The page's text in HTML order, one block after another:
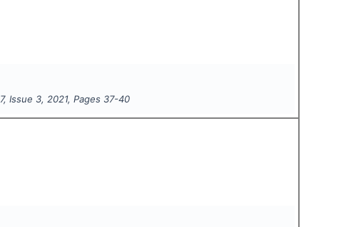
7, Issue 3,2021, Pages 37-40